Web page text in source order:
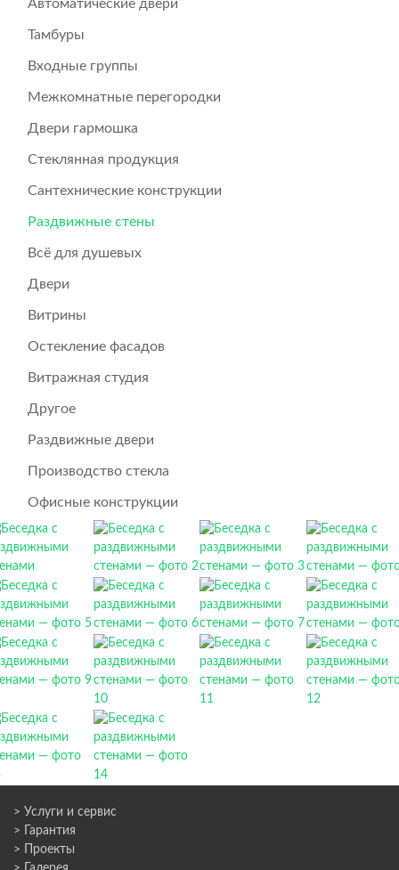
Автоматические двери
Тамбуры
Входные группы
Межкомнатные перегородки
Двери гармошка
Стеклянная продукция
Сантехнические конструкции
Раздвижные стены
Всё для душевых
Двери
Витрины
Остекление фасадов
Витражная студия
Другое
Раздвижные двери
Производство стекла
Офисные конструкции
> Услуги и сервис
> Гарантия
> Проекты